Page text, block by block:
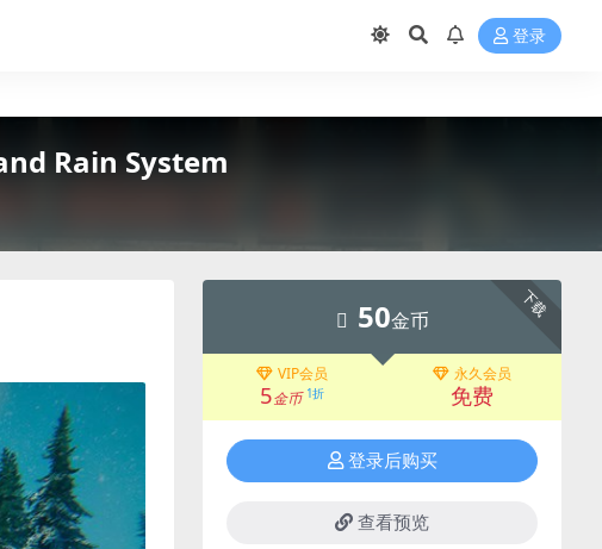
登录
Rain System
下载
50金币
VIP会员
5金币 1折
永久会员
免费
登录后购买
查看预览